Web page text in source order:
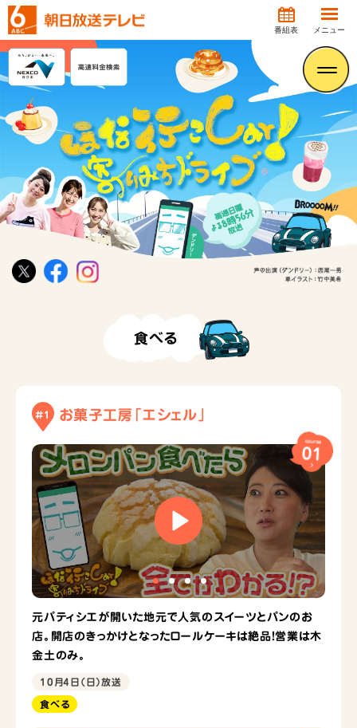
番組表 メニュー
食べる
#1 お菓子工房「エシェル」
course
01
元パティシエが開いた地元で人気のスイーツとパンのお
店。開店のきっかけとなったロールケーキは絶品！営業は木
金土のみ。
10月4日（日）放送
食べる